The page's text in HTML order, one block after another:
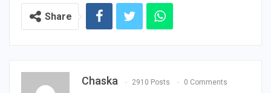
Share
Chaska 2910 Posts 0 Comments